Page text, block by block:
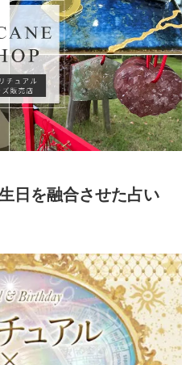
日を融合させた占い